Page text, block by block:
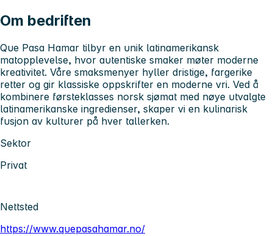
Om bedriften
Que Pasa Hamar tilbyr en unik latinamerikansk
matopplevelse, hvor autentiske smaker møter moderne
kreativitet. Våre smaksmenyer hyller dristige, fargerike
retter og gir klassiske oppskrifter en moderne vri. Ved å
kombinere førsteklasses norsk sjømat med nøye utvalgte
latinamerikanske ingredienser, skaper vi en kulinarisk
fusjon av kulturer på hver tallerken.
Sektor
Privat
Nettsted
https://www.quepasahamar.no/